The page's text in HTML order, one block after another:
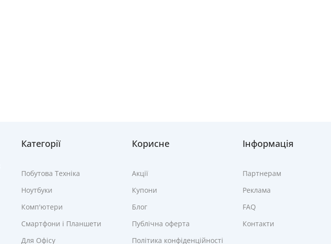
Категорії
Побутова Техніка
Ноутбуки
Комп'ютери
Смартфони і Планшети
Для Офісу
Корисне
Акції
Купони
Блог
Публічна оферта
Політика конфіденційності
Інформація
Партнерам
Реклама
FAQ
Контакти